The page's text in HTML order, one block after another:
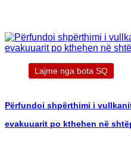
Lajme nga bota SQ
Përfundoi shpërthimi i
evakuuarit po kthehen në